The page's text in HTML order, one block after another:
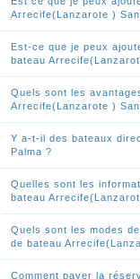
Arrecife(Lanzarote )
Est-ce que je peux
bateau
Quels sont les
Arrecife(Lanzarote )
Y a-t-il des bateaux
Palma ?
Quelles sont les
bateau
Quels sont les modes
de bateau
Comment payer la